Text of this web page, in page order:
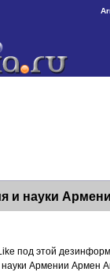
и науки
под этой
Армении Армен